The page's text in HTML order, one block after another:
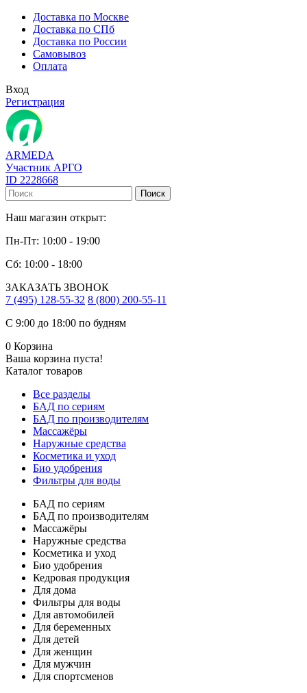
Доставка по Москве
Доставка по СПб
Доставка по России
Самовывоз
Оплата
Вход
Регистрация
ARMEDA
Участник АРГО
ID 2228668
Поиск
Наш магазин открыт:
Пн-Пт: 10:00 - 19:00
Сб: 10:00 - 18:00
ЗАКАЗАТЬ ЗВОНОК
7 (495) 128-55-32 8 (800) 200-55-11
С 9:00 до 18:00 по будням
0 Корзина
Ваша корзина пуста!
Каталог товаров
Все разделы
БАД по сериям
БАД по производителям
Массажёры
Наружные средства
Косметика и уход
Био удобрения
Фильтры для воды
БАД по сериям
БАД по производителям
Массажёры
Наружные средства
Косметика и уход
Био удобрения
Кедровая продукция
Для дома
Фильтры для воды
Для автомобилей
Для беременных
Для детей
Для женщин
Для мужчин
Для спортсменов